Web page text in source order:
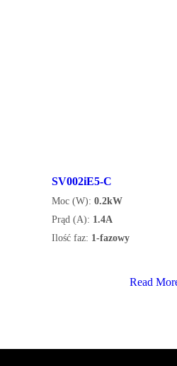
SV002iE5-C
Moc (W): 0.2kW
Prąd (A): 1.4A
Ilość faz: 1-fazowy
Read